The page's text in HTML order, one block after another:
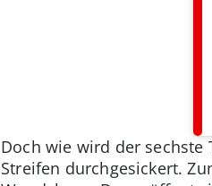
Doch wie wird der sechste
Streifen durchgesickert.